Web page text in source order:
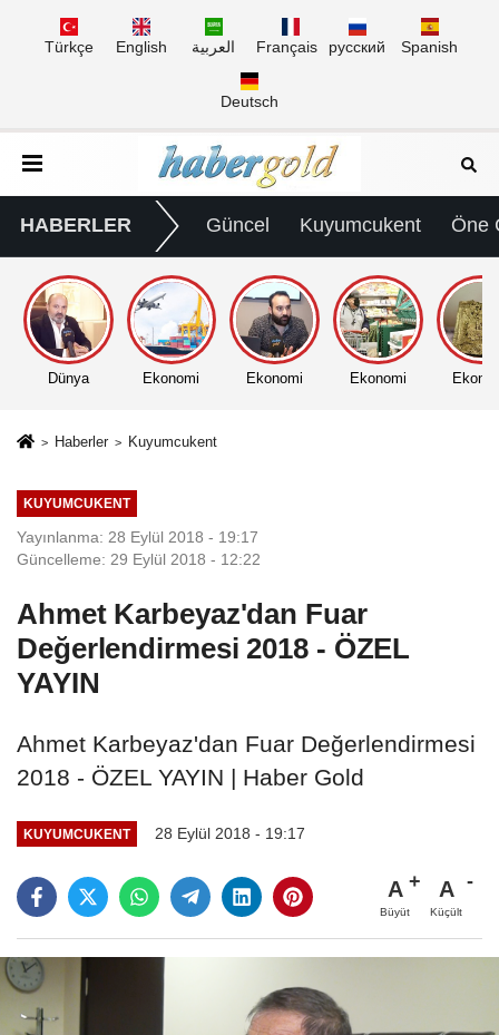
Türkçe English العربية Français русский Spanish
Deutsch
HABERLER Güncel Kuyumcukent Öne
Dünya Ekonomi Ekonomi Ekonomi
Haberler Kuyumcukent
KUYUMCUKENT
Yayınlanma: 28 Eylül 2018 - 19:17
Güncelleme: 29 Eylül 2018 - 12:22
Ahmet Karbeyaz'dan Fuar
Değerlendirmesi 2018 - ÖZEL
YAYIN
Ahmet Karbeyaz'dan Fuar Değerlendirmesi
2018 - ÖZEL YAYIN | Haber Gold
KUYUMCUKENT 28 Eylül 2018 - 19:17
A
Büyüt
A
Küçült